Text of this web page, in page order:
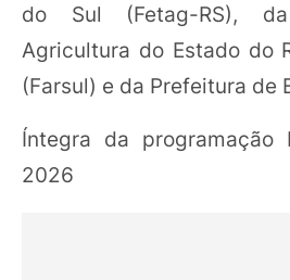
do Sul (Fetag-RS),
Agricultura do Estado do
(Farsul) e da Prefeitura de
Íntegra da programação
2026